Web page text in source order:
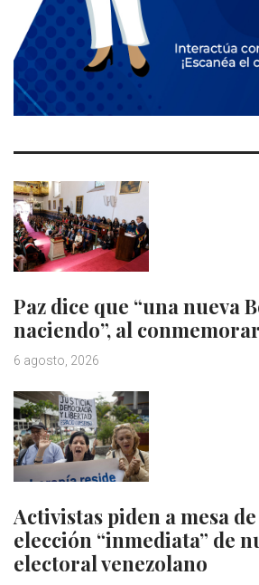
Paz dice que “una nueva
naciendo”, al
6 agosto, 2026
Activistas piden a mesa
elección “inmediata” de
electoral venezolano